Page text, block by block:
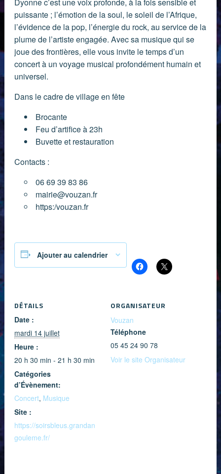
puissante ; l’émotion de la soul, le soleil de l’Afrique,
l’évidence de la pop, l’énergie du rock, au service de la
plume de l’artiste engagée. Avec sa musique qui se
joue des frontières, elle vous invite le temps d’un
concert à un voyage musical profondément humain et
universel.
Dans le cadre de village en fête
Brocante
Feu d’artifice à 23h
Buvette et restauration
Contacts :
06 69 39 83 86
mairie@vouzan.fr
https:/vouzan.fr
Ajouter au calendrier
DÉTAILS
Date :
mardi 14 juillet
Heure :
20 h 30 min - 21 h 30 min
Catégories
d’Évènement:
Concert, Musique
Site :
https://soirsbleus.grandan
gouleme.fr/
ORGANISATEUR
Vouzan
Téléphone
05 45 24 90 78
Voir le site Organisateur